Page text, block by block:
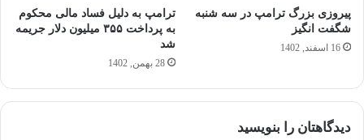
پیروزی بزرگ ترامپ در سه شنبه
شگفت انگیز
16 اسفند, 1402
ترامپ به دلیل فساد مالی محکوم
به پرداخت ۳۵۵ میلیون دلار جریمه
شد
28 بهمن, 1402
دیدگاهتان را بنویسید